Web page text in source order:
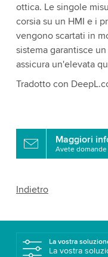
ottica. Le singole
corsia su un HMI e i
vengono scartati in
sistema garantisce
assicura un'elevata
Tradotto con
Maggiori
Indietro
La vostra
La vostra